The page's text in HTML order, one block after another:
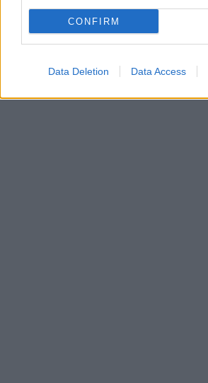
CONFIRM
Data Deletion Data Access
In evidenza